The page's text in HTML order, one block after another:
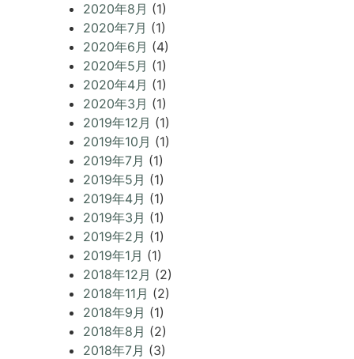
2020年8月 (1)
2020年7月 (1)
2020年6月 (4)
2020年5月 (1)
2020年4月 (1)
2020年3月 (1)
2019年12月 (1)
2019年10月 (1)
2019年7月 (1)
2019年5月 (1)
2019年4月 (1)
2019年3月 (1)
2019年2月 (1)
2019年1月 (1)
2018年12月 (2)
2018年11月 (2)
2018年9月 (1)
2018年8月 (2)
2018年7月 (3)